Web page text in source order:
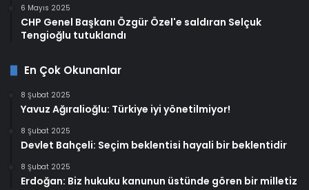
6 Mayıs 2025
CHP Genel Başkanı Özgür Özel'e saldıran Selçuk
Tengioğlu tutuklandı
En Çok Okunanlar
8 Şubat 2025
Yavuz Ağıralioğlu: Türkiye iyi yönetilmiyor!
8 Şubat 2025
Devlet Bahçeli: Seçim beklentisi hayali bir beklentidir
8 Şubat 2025
Erdoğan: Biz hukuku kanunun üstünde gören bir milletiz